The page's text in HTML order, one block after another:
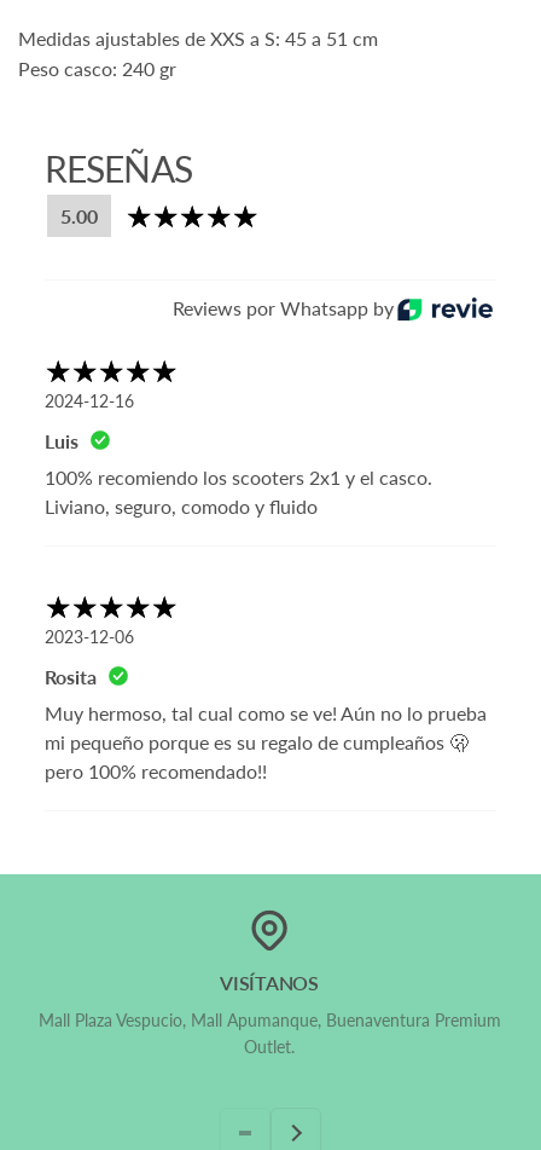
Medidas ajustables de XXS a S: 45 a 51 cm
Peso casco: 240 gr
Cambios y Devoluciones
RESEÑAS
5.00
Reviews por Whatsapp by
2024-12-16
Luis
100% recomiendo los scooters 2x1 y el casco.
Liviano, seguro, comodo y fluido
2023-12-06
Rosita
Muy hermoso, tal cual como se ve! Aún no lo prueba
mi pequeño porque es su regalo de cumpleaños 🫢
pero 100% recomendado!!
VISÍTANOS
Mall Plaza Vespucio, Mall Apumanque, Buenaventura Premium
Outlet.